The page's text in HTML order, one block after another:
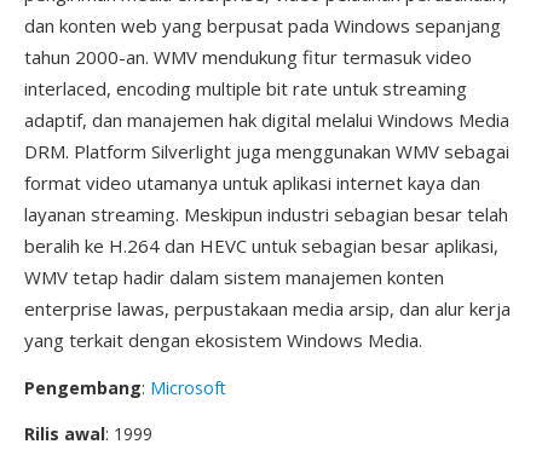
dan konten web yang berpusat pada Windows sepanjang
tahun 2000-an. WMV mendukung fitur termasuk video
interlaced, encoding multiple bit rate untuk streaming
adaptif, dan manajemen hak digital melalui Windows Media
DRM. Platform Silverlight juga menggunakan WMV sebagai
format video utamanya untuk aplikasi internet kaya dan
layanan streaming. Meskipun industri sebagian besar telah
beralih ke H.264 dan HEVC untuk sebagian besar aplikasi,
WMV tetap hadir dalam sistem manajemen konten
enterprise lawas, perpustakaan media arsip, dan alur kerja
yang terkait dengan ekosistem Windows Media.
Pengembang: Microsoft
Rilis awal: 1999